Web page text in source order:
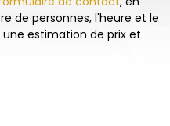
de personnes, l'heure et le
une estimation de prix et